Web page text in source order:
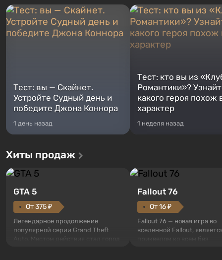
Тест: вы — Скайнет.
Устройте Судный день и
победите Джона Коннора
1 день назад
Тест: кто вы из
Романтики»?
какого героя похож
характер
1 неделя назад
Хиты продаж
GTA 5
От 375 ₽
Легендарное продолжение
популярной серии Grand Theft
Auto. Местом действия стал город
Fallout 76
От 16 ₽
Fallout 76 — новая игра во
вселенной Fallout,
приквелом ко всем без